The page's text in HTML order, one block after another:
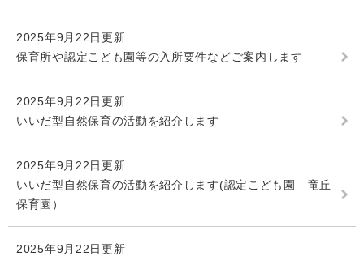
2025年9月22日更新
保育所や認定こども園等の入所要件などご案内します
2025年9月22日更新
いいだ型自然保育の活動を紹介します
2025年9月22日更新
いいだ型自然保育の活動を紹介します(認定こども園 竜丘
保育園）
2025年9月22日更新